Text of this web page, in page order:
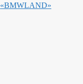
«BMWLAND»